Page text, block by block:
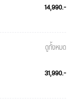
14,990.-
ดูทั้งหมด
31,990.-